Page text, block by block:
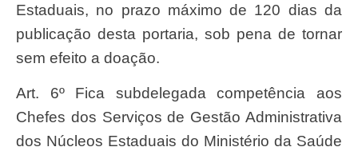
Estaduais, no prazo máximo de 120 dias da
publicação desta portaria, sob pena de tornar
sem efeito a doação.
Art. 6º Fica subdelegada competência aos
Chefes dos Serviços de Gestão Administrativa
dos Núcleos Estaduais do Ministério da Saúde